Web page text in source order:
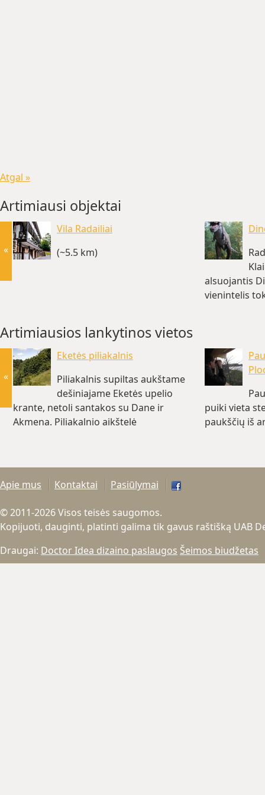
Atgal »
Artimiausi objektai
Vila Radailiai
(~5.5 km)
alsuojantis
vienintelis
«
Artimiausios lankytinos vietos
Eketės piliakalnis
Piliakalnis supiltas aukštame
dešiniajame Eketės upelio
krante, netoli santakos su Dane ir
Akmena. Piliakalnio aikštelė
puiki vieta
paukščių iš
«
Apie mus Kontaktai Pasiūlymai
© 2011-2026 Visos teisės saugomos.
Kopijuoti, dauginti, platinti galima tik gavus raštišką UAB
Draugai: Doctor Idea dizaino paslaugos Šeimos biudžetas